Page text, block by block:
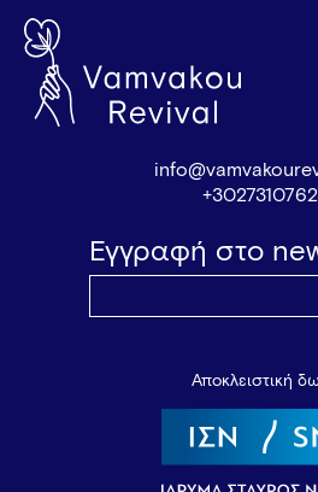
Εγγραφή στο
Αποκλειστική